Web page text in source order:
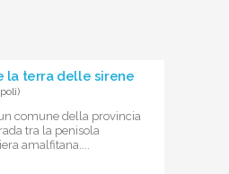
la terra delle sirene
comune della provincia
tra la penisola
amalfitana....